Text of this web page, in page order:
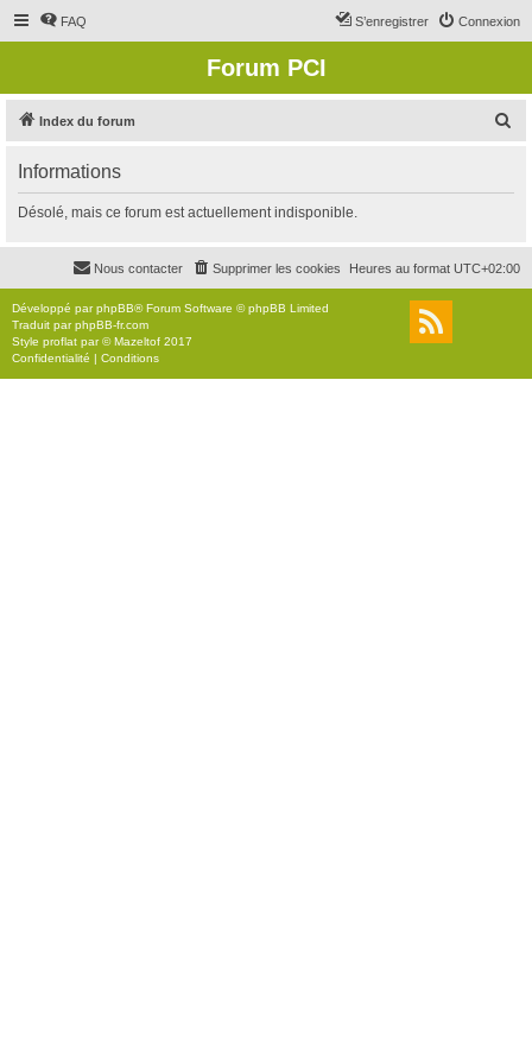
FAQ Connexion
S’enregistrer
Forum PCI
Index du forum
r
c
r
Informations
Désolé, mais ce forum est actuellement indisponible.
Heures au format UTC+02:00
Supprimer les cookies
Nous contacter
Développé parphpBB® Forum Software © phpBB Limited
Traduit parphpBB-fr.com
Style proflat par ©Mazeltof 2017
Confidentialité | Conditions